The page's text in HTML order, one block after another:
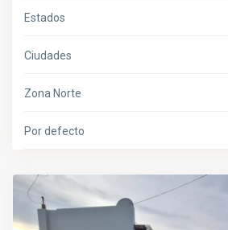
Estados
Ciudades
Zona Norte
Por defecto